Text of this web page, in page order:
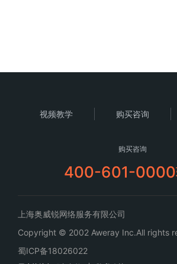
视频教学 购买咨询
购买咨询
400-601-
上海奥威锐网络服务有限公司
Copyright © 2002 Aweray Inc.All rights
蜀ICP备18026022